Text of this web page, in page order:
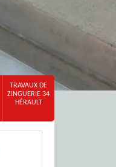
TRAVAUX DE
ZINGUERIE 34
HÉRAULT